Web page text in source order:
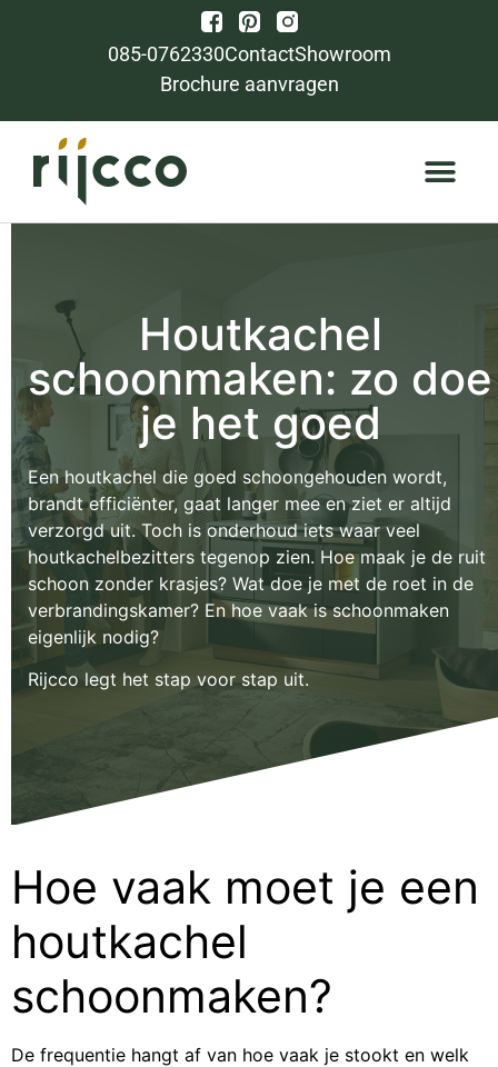
085-0762330ContactShowroom
Brochure aanvragen
Houtkachel
schoonmaken: zo doe
je het goed
Een houtkachel die goed schoongehouden wordt,
brandt efficiënter, gaat langer mee en ziet er altijd
verzorgd uit. Toch is onderhoud iets waar veel
houtkachelbezitters tegenop zien. Hoe maak je de ruit
schoon zonder krasjes? Wat doe je met de roet in de
verbrandingskamer? En hoe vaak is schoonmaken
eigenlijk nodig?
Rijcco legt het stap voor stap uit.
Hoe vaak moet je een
houtkachel
schoonmaken?
De frequentie hangt af van hoe vaak je stookt en welk